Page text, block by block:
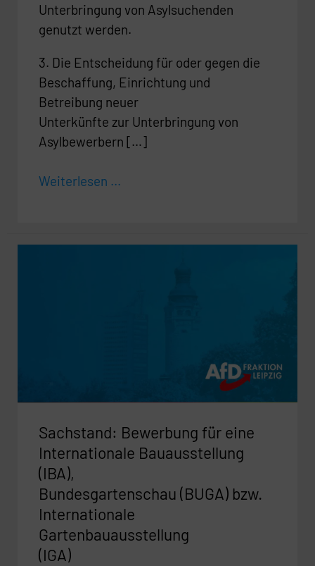
Unterbringung von Asylsuchenden
genutzt werden.
3. Die Entscheidung für oder gegen die
Beschaffung, Einrichtung und
Betreibung neuer
Unterkünfte zur Unterbringung von
Asylbewerbern […]
Weiterlesen ...
Sachstand: Bewerbung für eine
Internationale Bauausstellung
(IBA),
Bundesgartenschau (BUGA) bzw.
Internationale
Gartenbauausstellung
(IGA)
bzw.
Internationale
Gartenbauausstellung
(IGA)